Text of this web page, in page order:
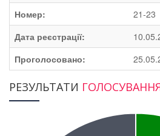
Номер:
21-23
Дата реєстрації:
Проголосовано:
РЕЗУЛЬТАТИ